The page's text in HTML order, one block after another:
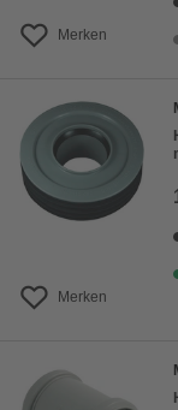
Merken
Merken